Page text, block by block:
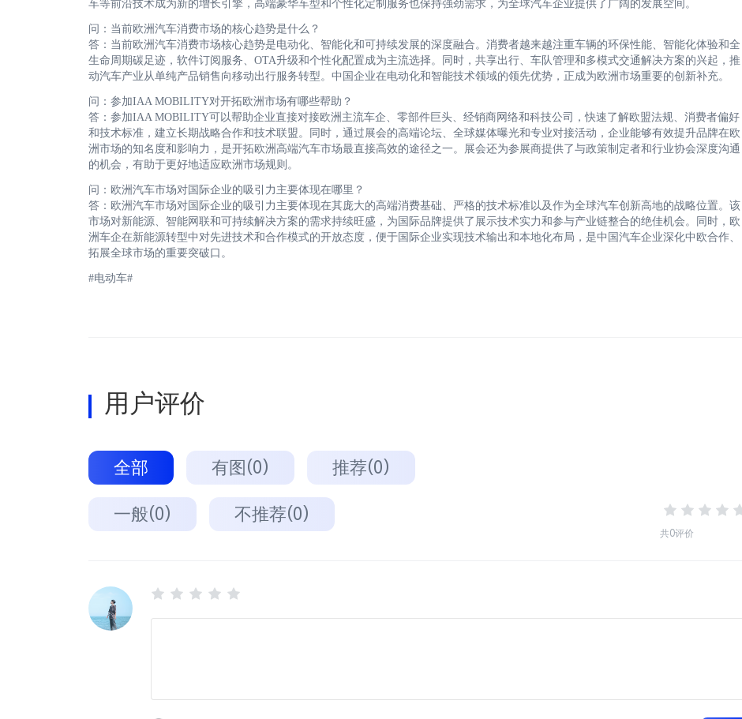
车等前沿技术成为新的增长引擎，高端豪华车型和个性化定制服务也保持强劲需求，为全球汽车企业提供了广阔的发展空间。
问：当前欧洲汽车消费市场的核心趋势是什么？
答：当前欧洲汽车消费市场核心趋势是电动化、智能化和可持续发展的深度融合。消费者越来越注重车辆的环保性能、智能化体验和全
生命周期碳足迹，软件订阅服务、OTA升级和个性化配置成为主流选择。同时，共享出行、车队管理和多模式交通解决方案的兴起，推
动汽车产业从单纯产品销售向移动出行服务转型。中国企业在电动化和智能技术领域的领先优势，正成为欧洲市场重要的创新补充。
问：参加IAA MOBILITY对开拓欧洲市场有哪些帮助？
答：参加IAA MOBILITY可以帮助企业直接对接欧洲主流车企、零部件巨头、经销商网络和科技公司，快速了解欧盟法规、消费者偏好
和技术标准，建立长期战略合作和技术联盟。同时，通过展会的高端论坛、全球媒体曝光和专业对接活动，企业能够有效提升品牌在欧
洲市场的知名度和影响力，是开拓欧洲高端汽车市场最直接高效的途径之一。展会还为参展商提供了与政策制定者和行业协会深度沟通
的机会，有助于更好地适应欧洲市场规则。
问：欧洲汽车市场对国际企业的吸引力主要体现在哪里？
答：欧洲汽车市场对国际企业的吸引力主要体现在其庞大的高端消费基础、严格的技术标准以及作为全球汽车创新高地的战略位置。该
市场对新能源、智能网联和可持续解决方案的需求持续旺盛，为国际品牌提供了展示技术实力和参与产业链整合的绝佳机会。同时，欧
洲车企在新能源转型中对先进技术和合作模式的开放态度，便于国际企业实现技术输出和本地化布局，是中国汽车企业深化中欧合作、
拓展全球市场的重要突破口。
#电动车#
用户评价
全部 有图(0) 推荐(0)
一般(0) 不推荐(0)
共0评价